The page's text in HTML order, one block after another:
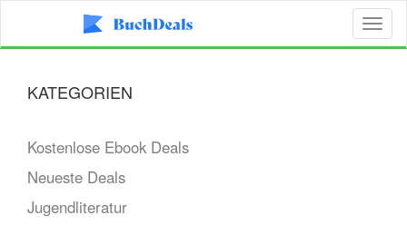
KATEGORIEN
Kostenlose Ebook Deals
Neueste Deals
Jugendliteratur